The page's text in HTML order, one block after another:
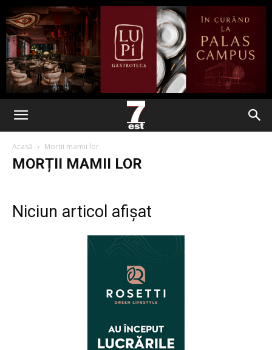
Acasă Morții mamii lor
MORȚII MAMII LOR
Niciun articol afișat